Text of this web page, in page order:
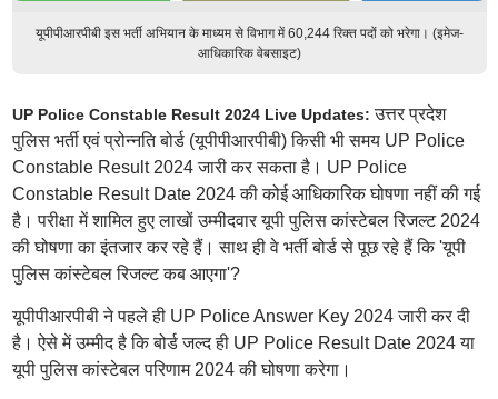
यूपीपीआरपीबी इस भर्ती अभियान के माध्यम से विभाग में 60,244 रिक्त पदों को भरेगा। (इमेज-
आधिकारिक वेबसाइट)
UP Police Constable Result 2024 Live Updates:उत्तर प्रदेश
पुलिस भर्ती एवं प्रोन्नति बोर्ड (यूपीपीआरपीबी) किसी भी समय UP Police
Constable Result 2024 जारी कर सकता है। UP Police
Constable Result Date 2024 की कोई आधिकारिक घोषणा नहीं की गई
है। परीक्षा में शामिल हुए लाखों उम्मीदवार यूपी पुलिस कांस्टेबल रिजल्ट 2024
की घोषणा का इंतजार कर रहे हैं। साथ ही वे भर्ती बोर्ड से पूछ रहे हैं कि 'यूपी
पुलिस कांस्टेबल रिजल्ट कब आएगा'?
यूपीपीआरपीबी ने पहले ही UP Police Answer Key 2024 जारी कर दी
है। ऐसे में उम्मीद है कि बोर्ड जल्द ही UP Police Result Date 2024 या
यूपी पुलिस कांस्टेबल परिणाम 2024 की घोषणा करेगा।